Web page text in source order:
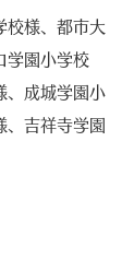
校様、都市大
学園小学校
、成城学園小
、吉祥寺学園